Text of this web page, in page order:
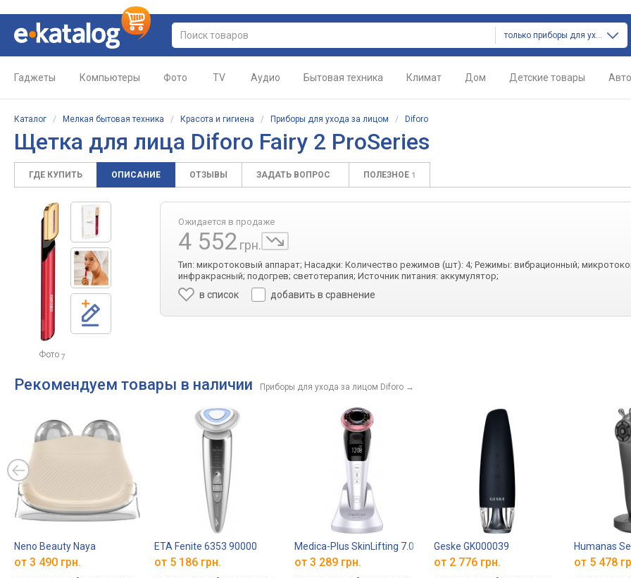
только приборы для ухода за лицом
Гаджеты Компьютеры Фото TV Аудио Бытовая техника Климат Дом Детские товары Авто
Каталог / Мелкая бытовая техника / Красота и гигиена / Приборы для ухода за лицом / Diforo
Щетка для лица Diforo Fairy 2 ProSeries
ГДЕ КУПИТЬ ОПИСАНИЕ ОТЗЫВЫ ЗАДАТЬ ВОПРОС ПОЛЕЗНОЕ 1
Фото 7
Ожидается в продаже
4 552 грн.
Тип: микротоковый аппарат; Насадки: Количество режимов (шт): 4; Режимы: вибрационный;
инфракрасный; подогрев; светотерапия; Источник питания: аккумулятор;
в список добавить в сравнение
Рекомендуем товары в наличии Приборы для ухода за лицом Diforo →
Neno Beauty Naya
от 3 490 грн.
ETA Fenite 6353 90000
от 5 186 грн.
Medica-Plus SkinLifting 7.0
от 3 289 грн.
Geske GK000039
от 2 776 грн.
Humanas
от 5 478